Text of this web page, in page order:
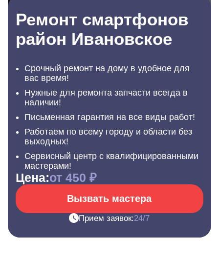
Ремонт смартфонов
район Ивановское
Срочный ремонт на дому в удобное для
вас время!
Нужные для ремонта запчасти всегда в
наличии!
Письменная гарантия на все виды работ!
Работаем по всему городу и области без
выходных!
Сервисный центр с квалифицированными
мастерами!
Цена:от 450 ₽
Вызвать мастера
Прием заявок:24/7